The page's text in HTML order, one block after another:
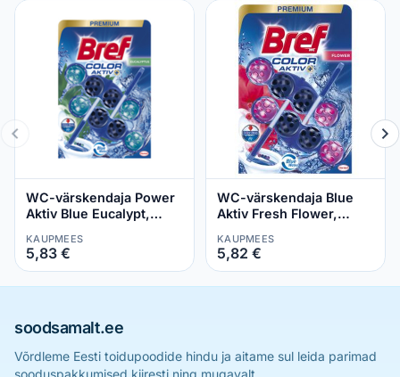
WC-värskendaja Power
Aktiv Blue Eucalypt,
KAUPMEES
5,83 €
WC-värskendaja Blue
Aktiv Fresh Flower,
KAUPMEES
5,82 €
soodsamalt.ee
Võrdleme Eesti toidupoodide hindu ja aitame sul leida parimad
sooduspakkumised kiiresti ning mugavalt.